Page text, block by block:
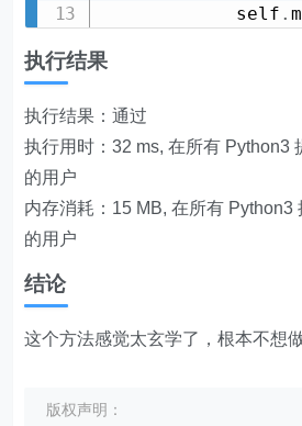
            self
.
执行结果
执行结果：通过
执行用时：32 ms, 在所有 Python3
的用户
内存消耗：15 MB, 在所有 Python3
的用户
结论
这个方法感觉太玄学了，根本不想
版权声明：